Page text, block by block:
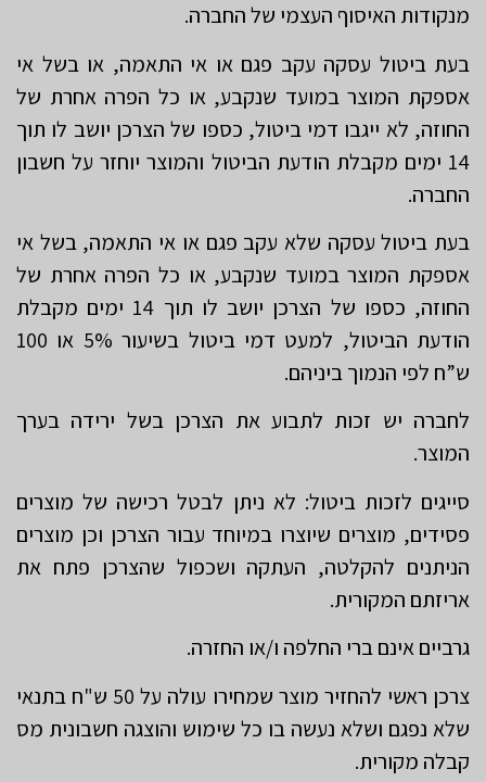
מנקודות האיסוף העצמי של החברה.
בעת ביטול עסקה עקב פגם או אי התאמה, או בשל אי
אספקת המוצר במועד שנקבע, או כל הפרה אחרת של
החוזה, לא ייגבו דמי ביטול, כספו של הצרכן יושב לו תוך
14 ימים מקבלת הודעת הביטול והמוצר יוחזר על חשבון
החברה.
בעת ביטול עסקה שלא עקב פגם או אי התאמה, בשל אי
אספקת המוצר במועד שנקבע, או כל הפרה אחרת של
החוזה, כספו של הצרכן יושב לו תוך 14 ימים מקבלת
הודעת הביטול, למעט דמי ביטול בשיעור 5% או 100
ש”ח לפי הנמוך ביניהם.
לחברה יש זכות לתבוע את הצרכן בשל ירידה בערך
המוצר.
סייגים לזכות ביטול: לא ניתן לבטל רכישה של מוצרים
פסידים, מוצרים שיוצרו במיוחד עבור הצרכן וכן מוצרים
הניתנים להקלטה, העתקה ושכפול שהצרכן פתח את
אריזתם המקורית.
גרביים אינם ברי החלפה ו/או החזרה.
צרכן ראשי להחזיר מוצר שמחירו עולה על 50 ש"ח בתנאי
שלא נפגם ושלא נעשה בו כל שימוש והוצגה חשבונית מס
קבלה מקורית.